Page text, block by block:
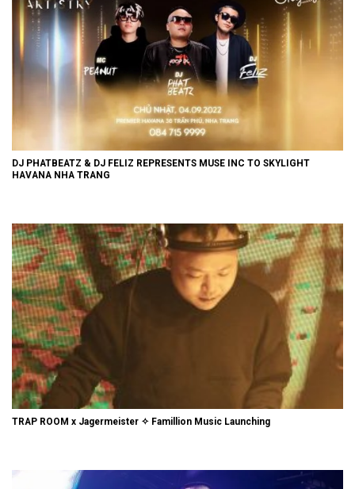
DJ PHATBEATZ & DJ FELIZ REPRESENTS MUSE INC TO SKYLIGHT
HAVANA NHA TRANG
TRAP ROOM x Jagermeister ✧ Famillion Music Launching